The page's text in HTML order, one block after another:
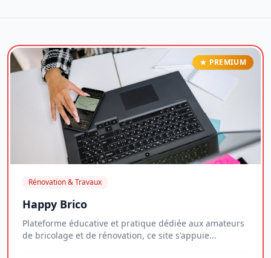
PREMIUM
Rénovation & Travaux
Happy Brico
Plateforme éducative et pratique dédiée aux amateurs
de bricolage et de rénovation, ce site s'appuie...